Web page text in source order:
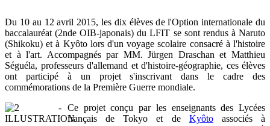
Du 10 au 12 avril 2015, les dix élèves de l'Option internationale du
baccalauréat (2nde OIB-japonais) du LFIT se sont rendus à Naruto
(Shikoku) et à Kyôto lors d'un voyage scolaire consacré à l'histoire
et à l'art. Accompagnés par MM. Jürgen Draschan et Matthieu
Séguéla, professeurs d'allemand et d'histoire-géographie, ces élèves
ont participé à un projet s'inscrivant dans le cadre des
commémorations de la Première Guerre mondiale.
Ce projet conçu par les enseignants des Lycées
français de Tokyo et de Kyôtoassociés à